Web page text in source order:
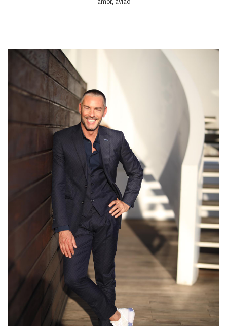
amor, avião